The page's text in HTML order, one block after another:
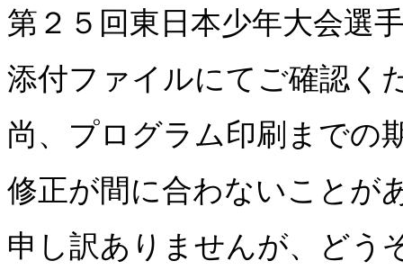
第２５回東日本少年大会選
添付ファイルにてご確認く
尚、プログラム印刷までの
修正が間に合わないことが
申し訳ありませんが、どう